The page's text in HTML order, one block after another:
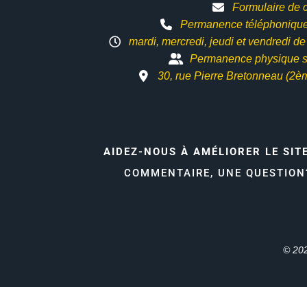
Formulaire de
Permanence
mardi, mercredi, jeudi et vendredi
Permanence physique
30, rue Pierre Bretonneau
AIDEZ-NOUS À AMÉLIORER LE
COMMENTAIRE, UNE
©